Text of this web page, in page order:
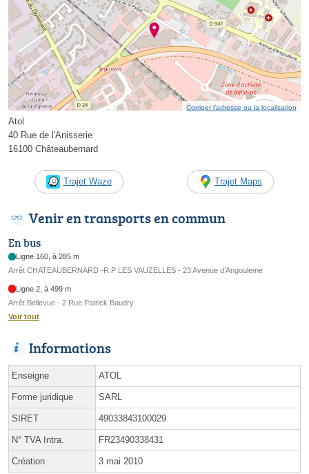
Corriger l’adresse ou la localisation
Atol
40 Rue de l'Anisserie
16100 Châteaubernard
Trajet Waze Trajet Maps
Venir en transports en commun
En bus
Ligne 160, à 285 m
Arrêt CHATEAUBERNARD -R.P LES VAUZELLES - 23 Avenue d’Angouleme
Ligne 2, à 499 m
Arrêt Bellevue - 2 Rue Patrick Baudry
Voir tout
Informations
Enseigne ATOL
Forme juridique SARL
SIRET 49033843100029
N° TVA Intra. FR23490338431
Création 3 mai 2010